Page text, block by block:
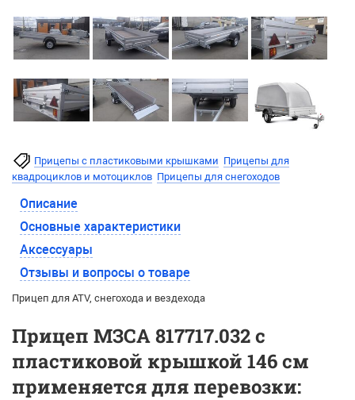
Прицепы с пластиковыми крышками Прицепы для
квадроциклов и мотоциклов Прицепы для снегоходов
Описание
Основные характеристики
Аксессуары
Отзывы и вопросы о товаре
Прицеп для ATV, снегохода и вездехода
Прицеп МЗСА 817717.032 с
пластиковой крышкой 146 см
применяется для перевозки: